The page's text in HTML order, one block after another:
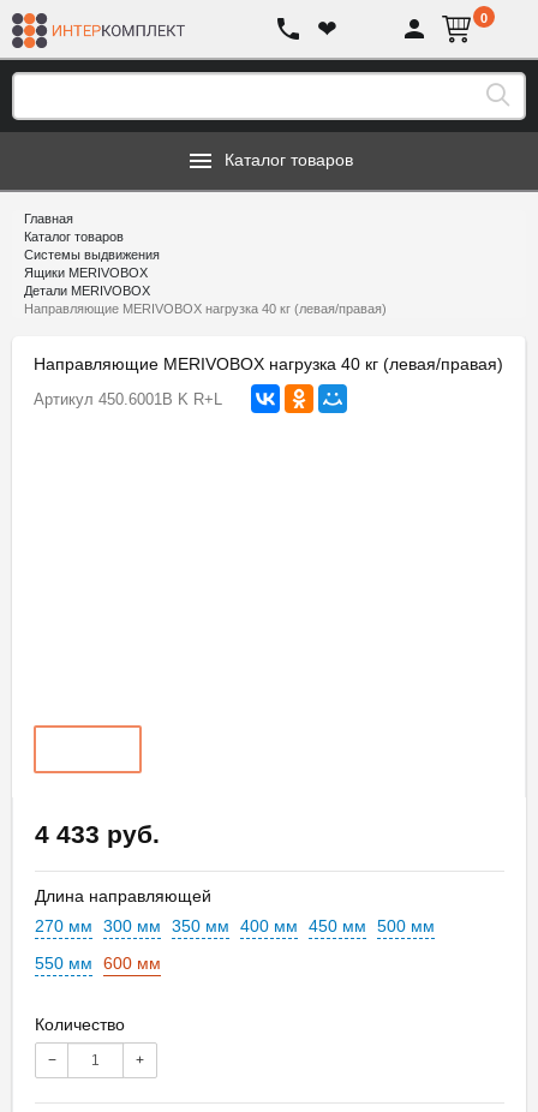
❤ 0
Каталог товаров
Главная
Каталог товаров
Системы выдвижения
Ящики MERIVOBOX
Детали MERIVOBOX
Направляющие MERIVOBOX нагрузка 40 кг (левая/правая)
Направляющие MERIVOBOX нагрузка 40 кг (левая/правая)
Артикул 450.6001B K R+L
4 433 руб.
Длина направляющей
270 мм
300 мм 350 мм 400 мм 450 мм
500 мм
550 мм
600 мм
Количество
− +